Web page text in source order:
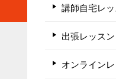
講師自宅レ
出張レッスン
オンライン